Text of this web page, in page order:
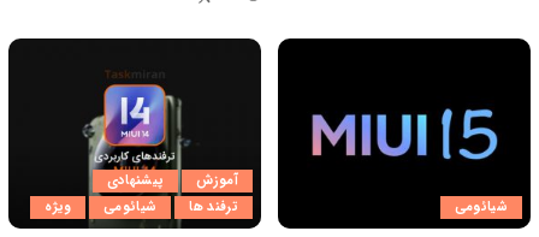
شیائومی
آموزش
پیشنهادی
ترفند ها
شیائومی ویژه